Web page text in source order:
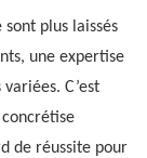
sont plus laissés
une expertise
C’est
de réussite pour